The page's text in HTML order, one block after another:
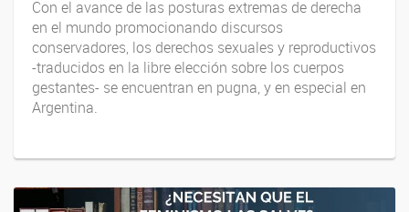
Con el avance de las posturas extremas de derecha
en el mundo promocionando discursos
conservadores, los derechos sexuales y reproductivos
-traducidos en la libre elección sobre los cuerpos
gestantes- se encuentran en pugna, y en especial en
Argentina.